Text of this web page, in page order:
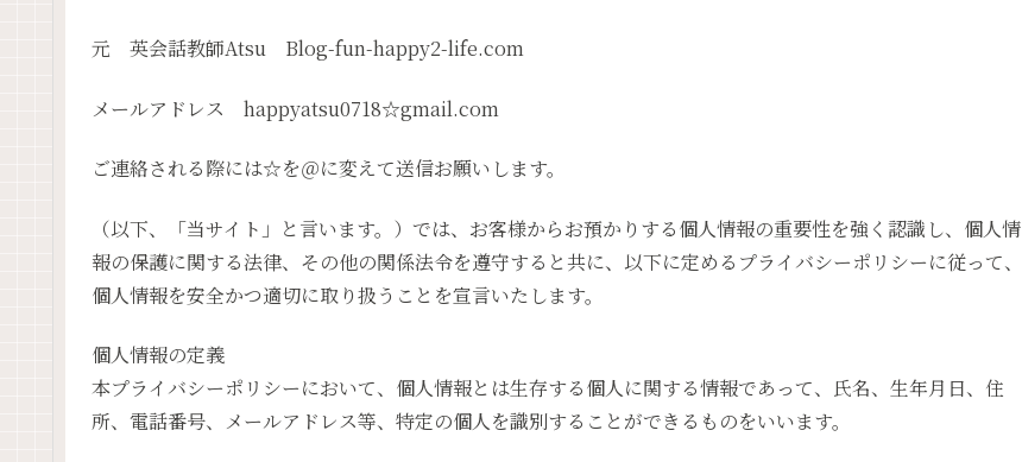
元 英会話教師Atsu Blog-fun-happy2-life.com
メールアドレス happyatsu0718☆gmail.com
ご連絡される際には☆を＠に変えて送信お願いします。
（以下、「当サイト」と言います。）では、お客様からお預かりする個人情報の重要性を強く認識し、個人情
報の保護に関する法律、その他の関係法令を遵守すると共に、以下に定めるプライバシーポリシーに従って、
個人情報を安全かつ適切に取り扱うことを宣言いたします。
個人情報の定義
本プライバシーポリシーにおいて、個人情報とは生存する個人に関する情報であって、氏名、生年月日、住
所、電話番号、メールアドレス等、特定の個人を識別することができるものをいいます。